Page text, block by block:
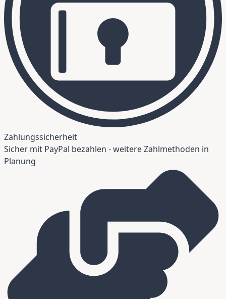
Zahlungssicherheit
Sicher mit PayPal bezahlen - weitere Zahlmethoden in
Planung